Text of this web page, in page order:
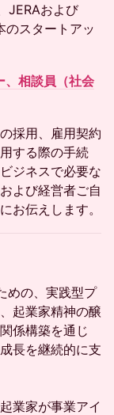
JERAおよび
のスタートアッ
相談員（社会
採用、雇用契約
する際の手続
ジネスで必要な
よび経営者ご自
お伝えします。
めの、実践型プ
起業家精神の醸
係構築を通じ
長を継続的に支
業家が事業アイ